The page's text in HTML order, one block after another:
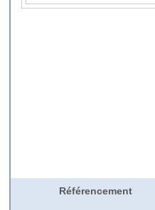
Référencement